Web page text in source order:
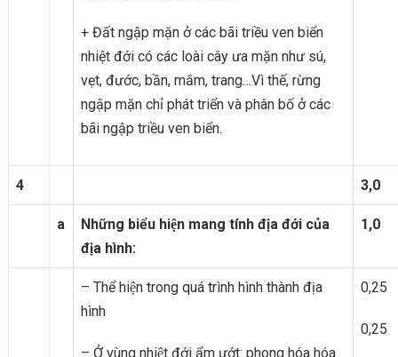
+ Đất ngập mặn ở các bãi triều ven biển
nhiệt đới có các loài cây ưa mặn như sú,
vẹt, đước, bần, mắm, trang…Vì thế, rừng
ngập mặn chỉ phát triển và phân bố ở các
bãi ngập triều ven biển.
4 3,0
a
Những biểu hiện mang tính địa đới của
địa hình:
1,0
– Thể hiện trong quá trình hình thành địa
hình
– Ở vùng nhiệt đới ẩm ướt: phong hóa hóa
0,25
0,25